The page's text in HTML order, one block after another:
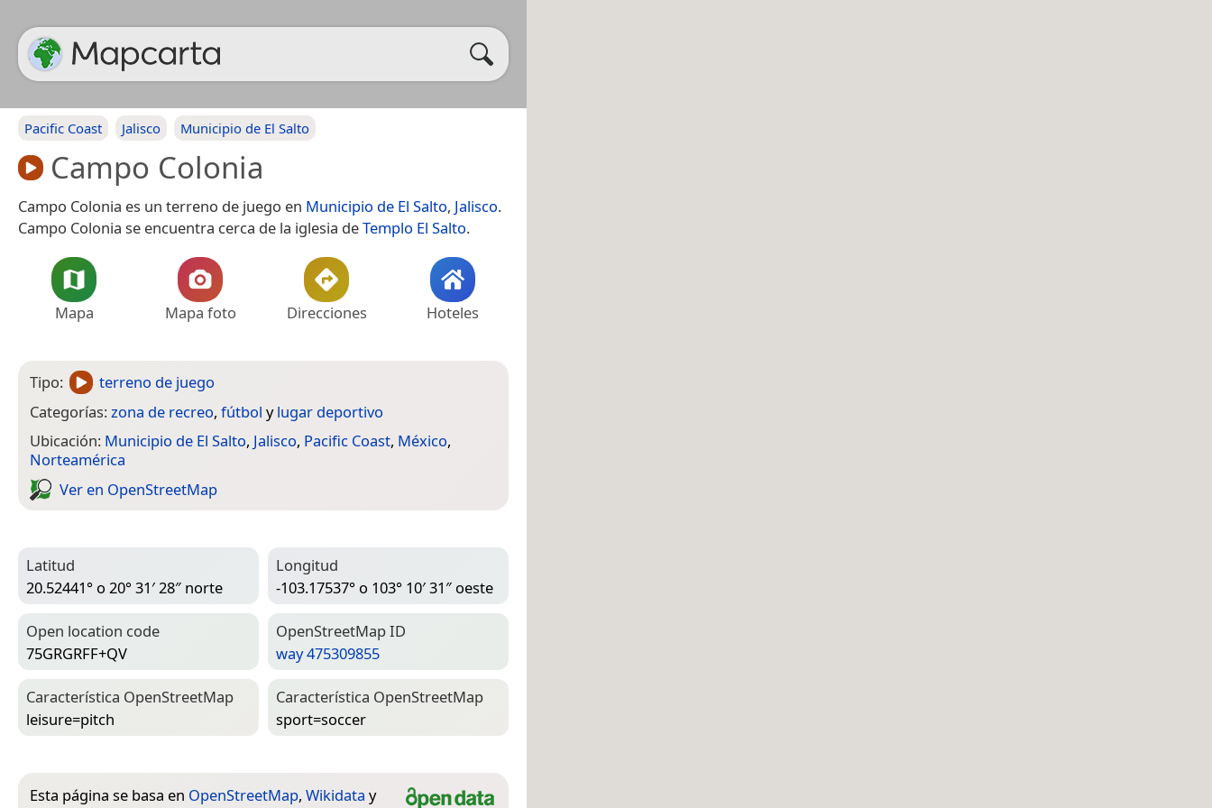
Pacific Coast Jalisco Municipio de El Salto
Campo Colonia
Campo Colonia es un terreno de juego en Municipio de El Salto, Jalisco.
Campo Colonia se encuentra cerca de la iglesia deTemplo El Salto.
Mapa Mapa foto Direcciones Hoteles
Tipo:
terreno de juego
Categorías:zona de recreo, fútbol ylugar deportivo
Ubicación: Municipio de El Salto, Jalisco, Pacific Coast, México,
Norteamérica
Ver en Open­Street­Map
Latitud
20.52441° o 20° 31′ 28″ norte
Longitud
-103.17537° o 103° 10′ 31″ oeste
Open location code
75GRGRFF+QV
Open­Street­Map ID
way 475309855
Característica Open­Street­Map
leisure=­pitch
Característica Open­Street­Map
sport=­soccer
Esta página se basa en OpenStreetMap, Wikidata y